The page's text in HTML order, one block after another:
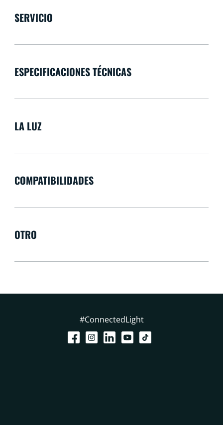
SERVICIO
ESPECIFICACIONES TÉCNICAS
LA LUZ
COMPATIBILIDADES
OTRO
#ConnectedLight